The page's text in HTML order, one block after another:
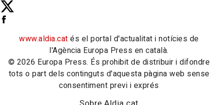
www.aldia.cat és el portal d'actualitat i notícies de
l'Agència Europa Press en català.
© 2026 Europa Press. És prohibit de distribuir i difondre
tots o part dels continguts d'aquesta pàgina web sense
consentiment previ i exprés